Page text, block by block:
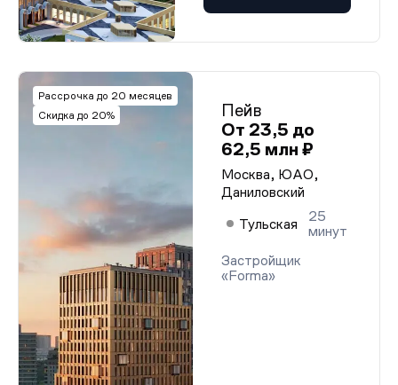
Рассрочка до 20 месяцев
Скидка до 20%
Пейв
От 23,5 до
62,5 млн ₽
Москва, ЮАО,
Даниловский
Тульская
25
минут
Застройщик
«Forma»